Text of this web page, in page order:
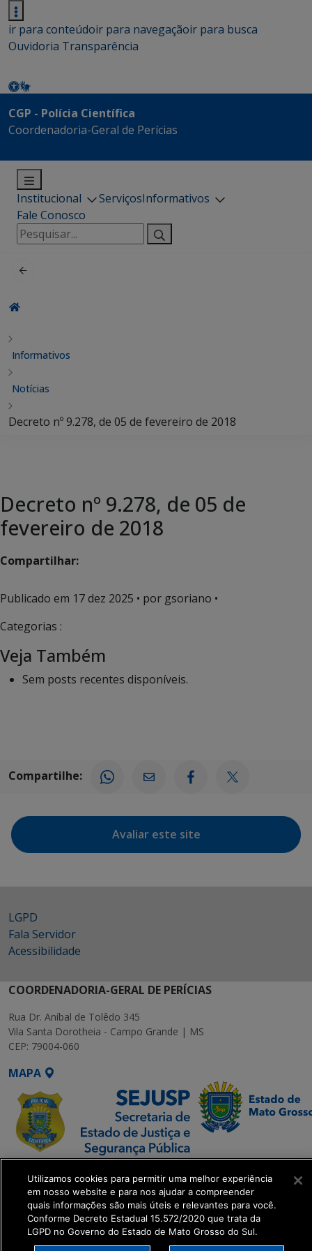
ir para conteúdoir para navegaçãoir para busca
Ouvidoria Transparência
CGP - Polícia Científica
Coordenadoria-Geral de Perícias
Institucional ServiçosInformativos
Fale Conosco
Pesquisar
por:
Informativos
Notícias
Decreto nº 9.278, de 05 de fevereiro de 2018
Decreto nº 9.278, de 05 de
fevereiro de 2018
Compartilhar:
Publicado em 17 dez 2025 • por gsoriano •
Categorias :
Veja Também
Sem posts recentes disponíveis.
Compartilhe:
Avaliar este site
LGPD
Fala Servidor
Acessibilidade
COORDENADORIA-GERAL DE PERÍCIAS
Rua Dr. Aníbal de Tolêdo 345
Vila Santa Dorotheia - Campo Grande | MS
CEP: 79004-060
MAPA
SETDIG | Secretaria-
Executiva de
Transformação Digital
get_footer();
Utilizamos cookies para permitir uma melhor experiência
em nosso website e para nos ajudar a compreender
quais informações são mais úteis e relevantes para você.
Conforme Decreto Estadual 15.572/2020 que trata da
LGPD no Governo do Estado de Mato Grosso do Sul.